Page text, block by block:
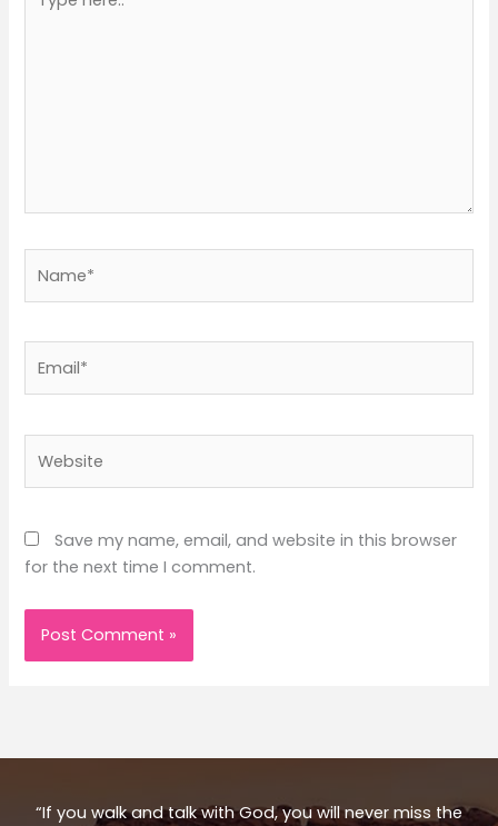
here..
Save my name, email, and website in this browser
for the next time I comment.
“If you walk and talk with God, you will never miss the